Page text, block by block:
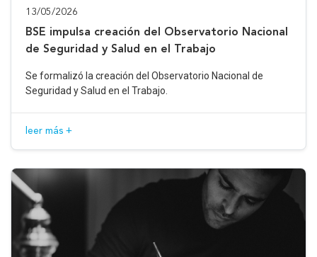
13/05/2026
BSE impulsa creación del Observatorio Nacional
de Seguridad y Salud en el Trabajo
Se formalizó la creación del Observatorio Nacional de
Seguridad y Salud en el Trabajo.
leer más +